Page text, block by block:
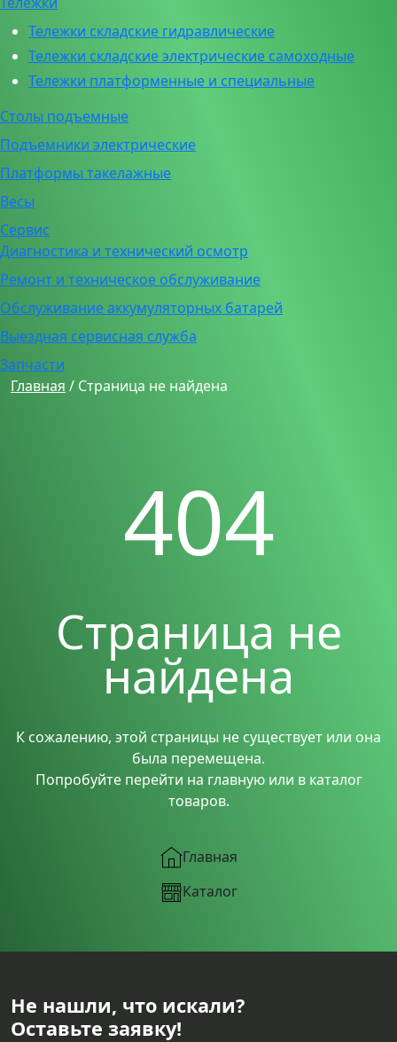
Тележки складские гидравлические
Тележки складские электрические самоходные
Тележки платформенные и специальные
Столы подъемные
Подъемники электрические
Платформы такелажные
Весы
Сервис
Диагностика и технический осмотр
Ремонт и техническое обслуживание
Обслуживание аккумуляторных батарей
Выездная сервисная служба
Запчасти
Главная / Страница не найдена
404
Страница не
найдена
К сожалению, этой страницы не существует или она
была перемещена.
Попробуйте перейти на главную или в каталог
товаров.
Главная
Каталог
Не нашли, что искали?
Оставьте заявку!